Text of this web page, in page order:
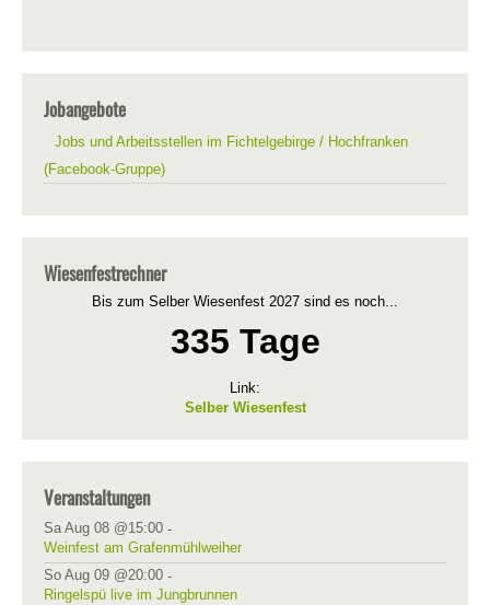
Jobangebote
Jobs und Arbeitsstellen im Fichtelgebirge / Hochfranken
(Facebook-Gruppe)
Wiesenfestrechner
Bis zum Selber Wiesenfest 2027 sind es noch...
335 Tage
Link:
Selber Wiesenfest
Veranstaltungen
Sa Aug 08 @15:00 -
Weinfest am Grafenmühlweiher
So Aug 09 @20:00 -
Ringelspü live im Jungbrunnen